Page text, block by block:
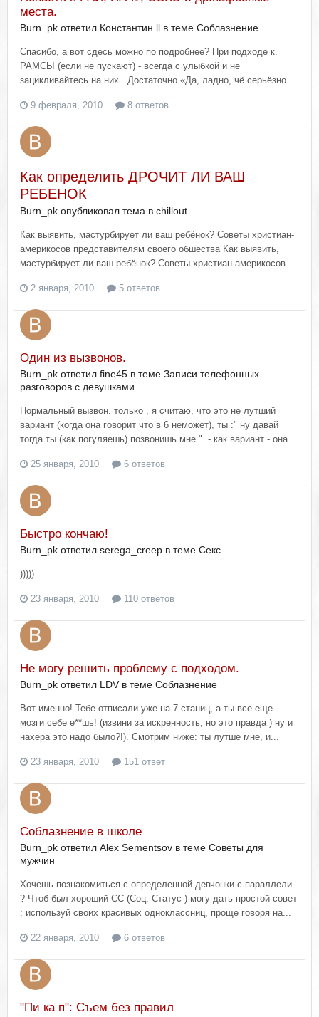
места.
Burn_pk ответил Константин ll в теме Соблазнение
Спасибо, а вот сдесь можно по подробнее? При подходе к.
РАМСЫ (если не пускают) - всегда с улыбкой и не
зацикливайтесь на них.. Достаточно «Да, ладно, чё серьёзно...
9 февраля, 2010 8 ответов
Как определить ДРОЧИТ ЛИ ВАШ
РЕБЕНОК
Burn_pk опубликовал тема в chillout
Как выявить, мастурбирует ли ваш ребёнок? Cоветы христиан-
америкосов представителям своего обшества Как выявить,
мастурбирует ли ваш ребёнок? Cоветы христиан-америкосов...
2 января, 2010 5 ответов
Один из вызвонов.
Burn_pk ответил fine45 в теме Записи телефонных
разговоров с девушками
Нормальный вызвон. только , я считаю, что это не лутший
вариант (когда она говорит что в 6 неможет), ты :" ну давай
тогда ты (как погуляешь) позвонишь мне ". - как вариант - она...
25 января, 2010 6 ответов
Быстро кончаю!
Burn_pk ответил serega_creep в теме Секс
)))))
23 января, 2010 110 ответов
Не могу решить проблему с подходом.
Burn_pk ответил LDV в теме Соблазнение
Вот именно! Тебе отписали уже на 7 станиц, а ты все еще
мозги себе е**шь! (извини за искренность, но это правда ) ну и
нахeра это надо было?!). Смотрим ниже: ты лутше мне, и...
23 января, 2010 151 ответ
Соблазнение в школе
Burn_pk ответил Alex Sementsov в теме Советы для
мужчин
Хочешь познакомиться с определенной девчонки с параллели
? Чтоб был хороший СС (Соц. Статус ) могу дать простой совет
: используй своих красивых одноклассниц, проще говоря на...
22 января, 2010 6 ответов
"Пи ка п": Съем без правил